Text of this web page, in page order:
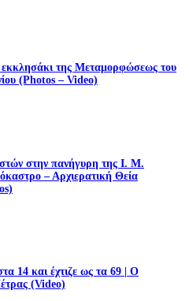
της Μεταμορφώσεως του
(Photos – Video)
στην πανήγυρη της Ι. Μ.
– Αρχιερατική Θεία
14 και έχτιζε ως τα 69 | Ο
(Video)